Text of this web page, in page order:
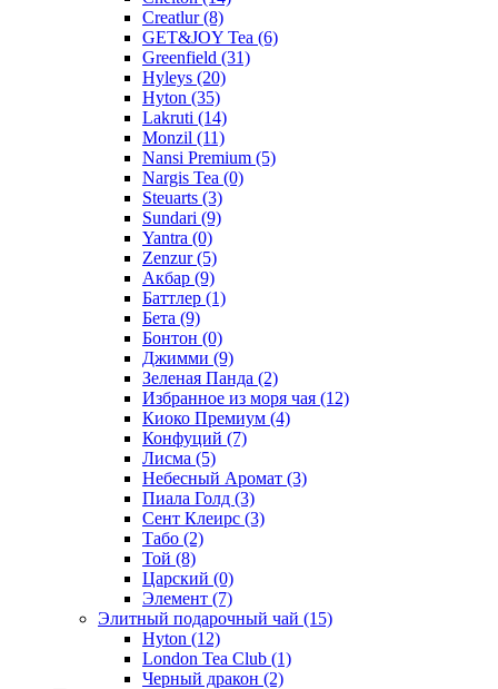
Creatlur(8)
GET&JOY Tea (6)
Greenfield (31)
Hyleys (20)
Hyton (35)
Lakruti (14)
Monzil (11)
Nansi Premium (5)
Nargis Tea (0)
Steuarts (3)
Sundari (9)
Yantra (0)
Zenzur(5)
Акбар (9)
Баттлер (1)
Бета (9)
Бонтон (0)
Джимми (9)
Зеленая Панда (2)
Избранное из моря чая (12)
Киоко Премиум (4)
Конфуций (7)
Лисма (5)
Небесный Аромат (3)
Пиала Голд (3)
Сент Клеирс (3)
Табо (2)
Той (8)
Царский (0)
Элемент (7)
Элитный подарочный чай (15)
Hyton (12)
London Tea Club (1)
Черный дракон (2)